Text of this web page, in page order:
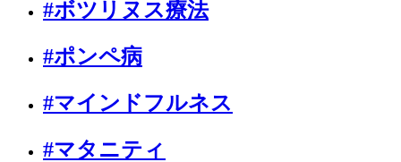
#ボツリヌス療法
#ポンペ病
#マインドフルネス
#マタニティ